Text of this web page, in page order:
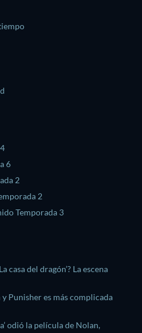
6
2
2
Temporada 3
casa del dragón’? La escena
Punisher es más complicada
odió la película de Nolan,